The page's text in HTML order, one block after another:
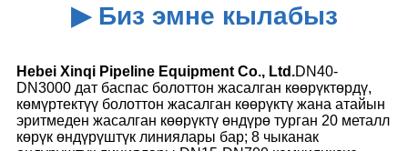
▶ Биз эмне кылабыз
Hebei Xinqi Pipeline Equipment Co., Ltd.DN40-
DN3000 дат баспас болоттон жасалган көөрүктөрдү,
көмүртектүү болоттон жасалган көөрүктү жана атайын
эритмеден жасалган көөрүктү өндүрө турган 20 металл
көрүк өндүрүштүк линиялары бар; 8 чыканак